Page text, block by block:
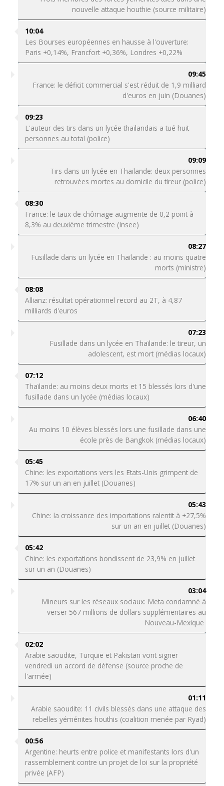
nouvelle attaque houthie (source militaire)
10:04
Les Bourses européennes en hausse à l'ouverture:
Paris +0,14%, Francfort +0,36%, Londres +0,22%
09:45
France: le déficit commercial s'est réduit de 1,9 milliard
d'euros en juin (Douanes)
09:23
L'auteur des tirs dans un lycée thaïlandais a tué huit
personnes au total (police)
09:09
Tirs dans un lycée en Thaïlande: deux personnes
retrouvées mortes au domicile du tireur (police)
08:30
France: le taux de chômage augmente de 0,2 point à
8,3% au deuxième trimestre (Insee)
08:27
Fusillade dans un lycée en Thaïlande : au moins quatre
morts (ministre)
08:08
Allianz: résultat opérationnel record au 2T, à 4,87
milliards d'euros
07:23
Fusillade dans un lycée en Thaïlande: le tireur, un
adolescent, est mort (médias locaux)
07:12
Thaïlande: au moins deux morts et 15 blessés lors d'une
fusillade dans un lycée (médias locaux)
06:40
Au moins 10 élèves blessés lors une fusillade dans une
école près de Bangkok (médias locaux)
05:45
Chine: les exportations vers les Etats-Unis grimpent de
17% sur un an en juillet (Douanes)
05:43
Chine: la croissance des importations ralentit à +27,5%
sur un an en juillet (Douanes)
05:42
Chine: les exportations bondissent de 23,9% en juillet
sur un an (Douanes)
03:04
Mineurs sur les réseaux sociaux: Meta condamné à
verser 567 millions de dollars supplémentaires au
Nouveau-Mexique
02:02
Arabie saoudite, Turquie et Pakistan vont signer
vendredi un accord de défense (source proche de
l'armée)
01:11
Arabie saoudite: 11 civils blessés dans une attaque des
rebelles yéménites houthis (coalition menée par Ryad)
00:56
Argentine: heurts entre police et manifestants lors d'un
rassemblement contre un projet de loi sur la propriété
privée (AFP)